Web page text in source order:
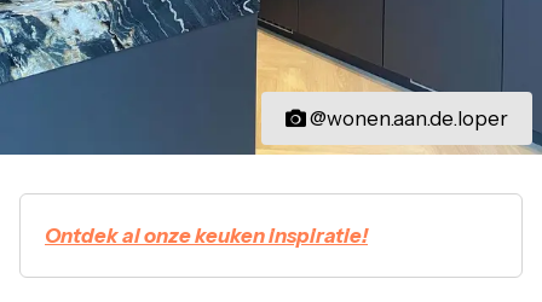
@wonen.aan.de.loper
Ontdek al onze keuken inspiratie!